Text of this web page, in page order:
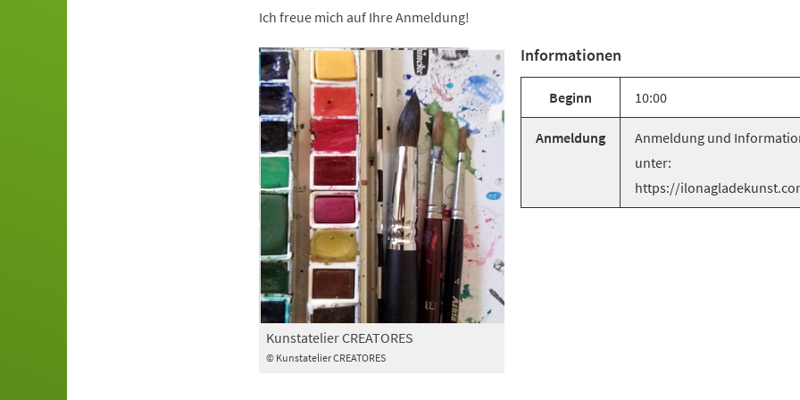
Ich freue mich auf Ihre Anmeldung!
© Kunstatelier CREATORES
Kunstatelier CREATORES
Informationen
Beginn 10:00
Anmeldung
Anmeldung und
unter:
https://